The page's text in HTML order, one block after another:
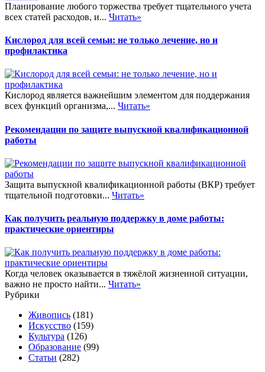
Планирование любого торжества требует тщательного учета
всех статей расходов, и... Читать»
Кислород для всей семьи: не только лечение, но и
профилактика
Кислород является важнейшим элементом для поддержания
всех функций организма,... Читать»
Рекомендации по защите выпускной квалификационной
работы
Защита выпускной квалификационной работы (ВКР) требует
тщательной подготовки... Читать»
Как получить реальную поддержку в доме работы:
практические ориентиры
Когда человек оказывается в тяжёлой жизненной ситуации,
важно не просто найти... Читать»
Рубрики
Живопись (181)
Искусство (159)
Культура (126)
Образование (99)
Статьи (282)